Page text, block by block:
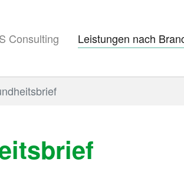
Consulting Leistungen nach